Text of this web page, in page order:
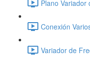
Plano Variador
Conexión
Variador de